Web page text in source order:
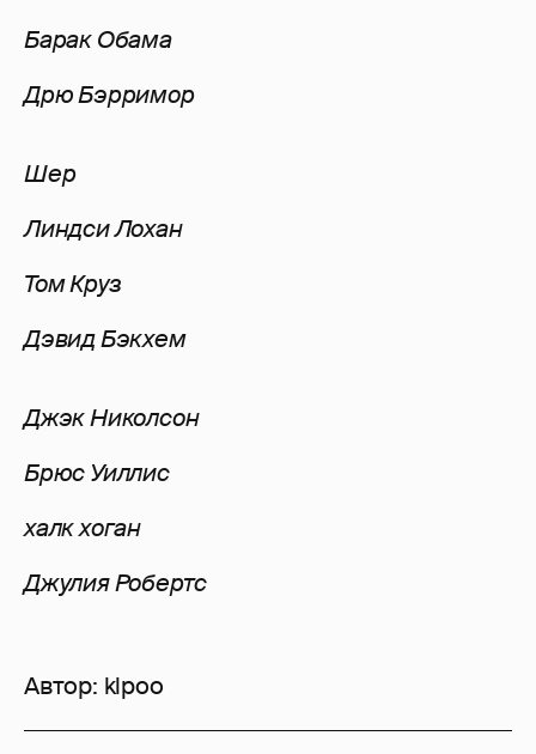
Барак Обама
Дрю Бэрримор
Шер
Линдси Лохан
Том Круз
Дэвид Бэкхем
Джэк Николсон
Брюс Уиллис
халк хоган
Джулия Робертс
Автор: klpoo